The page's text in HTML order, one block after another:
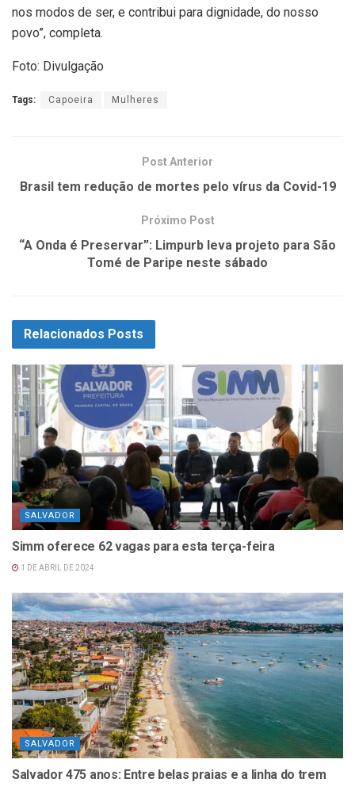
nos modos de ser, e contribui para dignidade, do nosso
povo”, completa.
Foto: Divulgação
Tags: Capoeira Mulheres
Post Anterior
Brasil tem redução de mortes pelo vírus da Covid-19
Próximo Post
“A Onda é Preservar”: Limpurb leva projeto para São
Tomé de Paripe neste sábado
Relacionados Posts
SALVADOR
Simm oferece 62 vagas para esta terça-feira
1 DE ABRIL DE 2024
SALVADOR
Salvador 475 anos: Entre belas praias e a linha do trem